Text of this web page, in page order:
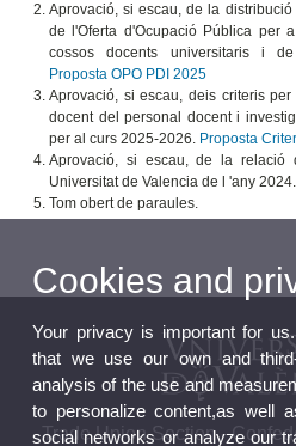
Aprovació, si escau, de la
de l'Oferta d'Ocupació Pública per
cossos docents universitaris i
Proposta OPO PDI 2025
Aprovació, si escau, deis criteris
docent del personal docent i
per al curs 2025-2026. Proposta
Aprovació, si escau, de la
Universitat de Valencia de l 'any 2024.
Tom obert de paraules.
Trade Union Section -
Cookies and
Your privacy is important for
that we use our own and
analysis of the use and
to personalize content,as well
social networks or analyze our